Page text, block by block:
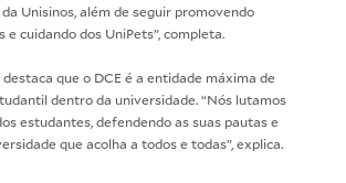
Unisinos, além de seguir promovendo
cuidando dos UniPets”, completa.
que o DCE é a entidade máxima de
dentro da universidade. “Nós lutamos
estudantes, defendendo as suas pautas e
que acolha a todos e todas”, explica.